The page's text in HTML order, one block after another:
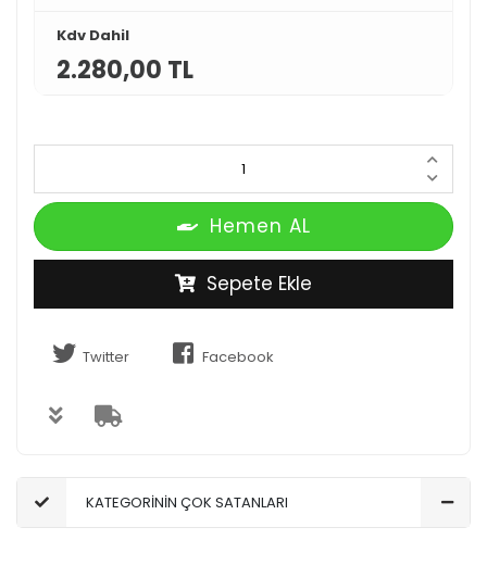
Kdv Dahil
2.280,00 TL
Hemen AL
Sepete Ekle
Twitter Facebook
KATEGORİNİN ÇOK SATANLARI